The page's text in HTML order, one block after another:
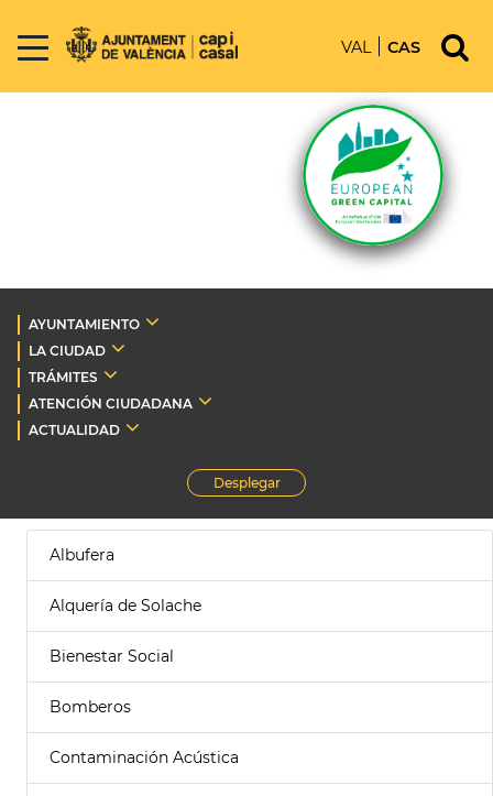
VAL CAS
AYUNTAMIENTO
LA CIUDAD
TRÁMITES
ATENCIÓN CIUDADANA
ACTUALIDAD
Desplegar
Albufera
Alquería de Solache
Bienestar Social
Bomberos
Contaminación Acústica